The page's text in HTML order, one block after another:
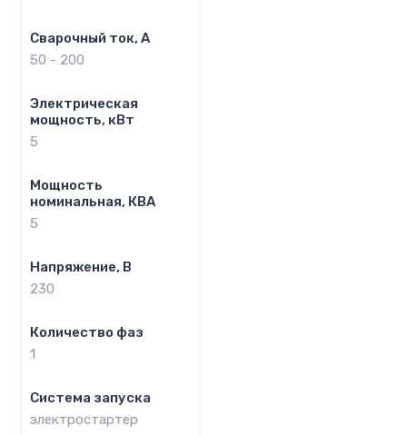
Сварочный ток, А
50 - 200
Электрическая
мощность, кВт
5
Мощность
номинальная, КВА
5
Напряжение, В
230
Количество фаз
1
Система запуска
электростартер